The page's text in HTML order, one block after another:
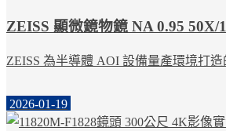
ZEISS 顯微鏡物鏡 NA 0.95 50X/
ZEISS 為半導體 AOI 設備量產環境打
2026-01-19